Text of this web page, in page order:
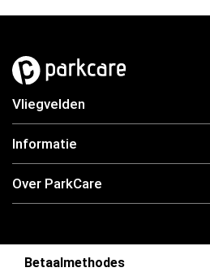
Vliegvelden
Informatie
Over ParkCare
Betaalmethodes